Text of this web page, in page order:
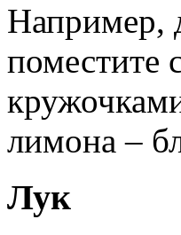
Например,
поместите
лимона –
Лук